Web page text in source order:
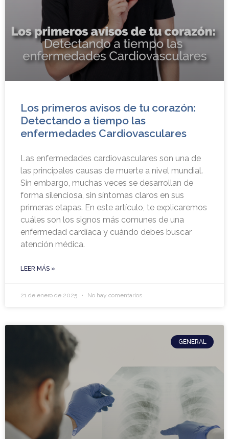
Los primeros avisos de tu corazón:
Detectando a tiempo las
enfermedades Cardiovasculares
Las enfermedades cardiovasculares son una de
las principales causas de muerte a nivel mundial.
Sin embargo, muchas veces se desarrollan de
forma silenciosa, sin síntomas claros en sus
primeras etapas. En este artículo, te explicaremos
cuáles son los signos más comunes de una
enfermedad cardíaca y cuándo debes buscar
atención médica.
LEER MÁS »
21 de enero de 2025 No hay comentarios
GENERAL